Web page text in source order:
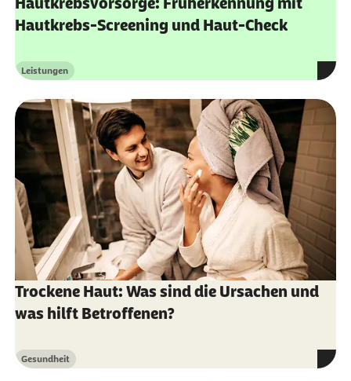
Hautkrebs-Screening und Haut-Check
Kategorie
Leistungen
Trockene Haut: Was sind die Ursachen und
was hilft Betroffenen?
Kategorie
Gesundheit